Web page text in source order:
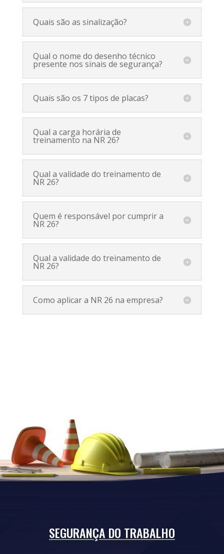
Quais são as sinalização?
Qual o nome do desenho técnico
presente nos sinais de segurança?
Quais são os 7 tipos de placas?
Qual a carga horária de
treinamento na NR 26?
Qual a validade do treinamento de
NR 26?
Quem é responsável por cumprir a
NR 26?
Qual a validade do treinamento de
NR 26?
Como aplicar a NR 26 na empresa?
SEGURANÇA DO TRABALHO